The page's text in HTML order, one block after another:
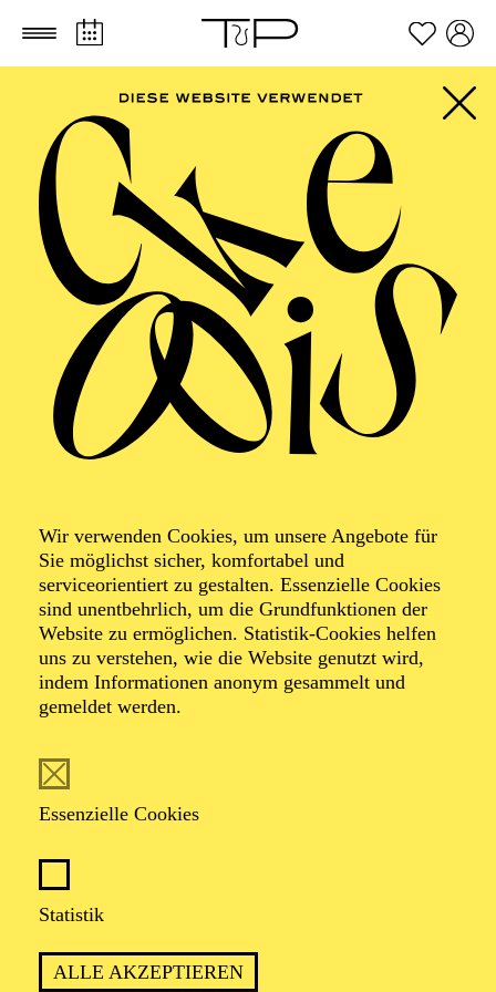
Zum Hauptinhalt springen Zum Footer springen
Wir verwenden Cookies, um unsere Angebote für
Sie möglichst sicher, komfortabel und
serviceorientiert zu gestalten. Essenzielle Cookies
sind unentbehrlich, um die Grundfunktionen der
Website zu ermöglichen. Statistik-Cookies helfen
uns zu verstehen, wie die Website genutzt wird,
indem Informationen anonym gesammelt und
gemeldet werden.
Essenzielle Cookies
Statistik
ALLE AKZEPTIEREN
FILTER
Dramma giocoso in zwei Akten von Gioacchino Rossini
57,00 42,00
Abo 9: Sonntag
MÄRZ 2027
PHILHARMONIE ESSEN
Montag
01.03.2027
PHILHARMONIE ENTDECKEN ·
KINDERKONZERT
ABENTEUER MUSIK
EINE WELTMUSIK-REISE
Für Kinder von 3 bis 6 Jahren
12,00€
AALTO BALLETT ESSEN
Mittwoch
03.03.2027
15:30 - 17:30